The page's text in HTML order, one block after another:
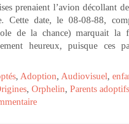
prenaient l’avion décollant
Cette date, le 08-08-88,
de la chance) marquait la
heureux, puisque ces
, Adoption, Audiovisuel,
, Orphelin, Parents adoptifs